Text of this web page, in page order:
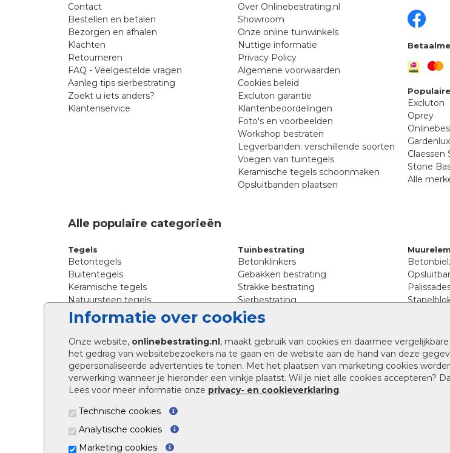
Informatie over cookies
Onze website, onlinebestrating.nl, maakt gebruik van cookies en daarmee
het gedrag van websitebezoekers na te gaan en de website aan de hand van deze
gepersonaliseerde advertenties te tonen. Met het plaatsen van marketing cookies
verwerking wanneer je hieronder een vinkje plaatst. Wil je niet alle cookies accepteren?
Lees voor meer informatie onze privacy- en cookieverklaring.
Technische cookies
Analytische cookies
Marketing cookies
Contact
Bestellen en betalen
Bezorgen en afhalen
Klachten
Retourneren
FAQ - Veelgestelde vragen
Aanleg tips sierbestrating
Zoekt u iets anders?
Klantenservice
Over Onlinebestrating.nl
Showroom
Onze online tuinwinkels
Nuttige informatie
Privacy Policy
Algemene voorwaarden
Cookies beleid
Excluton garantie
Klantenbeoordelingen
Foto's en voorbeelden
Workshop bestraten
Legverbanden: verschillende soorten
Voegen van tuintegels
Keramische tegels schoonmaken
Opsluitbanden plaatsen
Excluton
Oprey
Gardenlux
Claessen
Stone
Alle
Alle populaire categorieën
Tegels
Betontegels
Buitentegels
Keramische tegels
Natuursteen tegels
Siertegels
Stoeptegels
Straattegels
Terrastegels
Tuintegels
Tuinbestrating
Betonklinkers
Gebakken bestrating
Strakke bestrating
Sierbestrating
Straatklinkers
Straatstenen
Trommelstenen
Tuinstenen
Waalformaat
Wildverband bestrating
Kingstones
Split,
Oprit